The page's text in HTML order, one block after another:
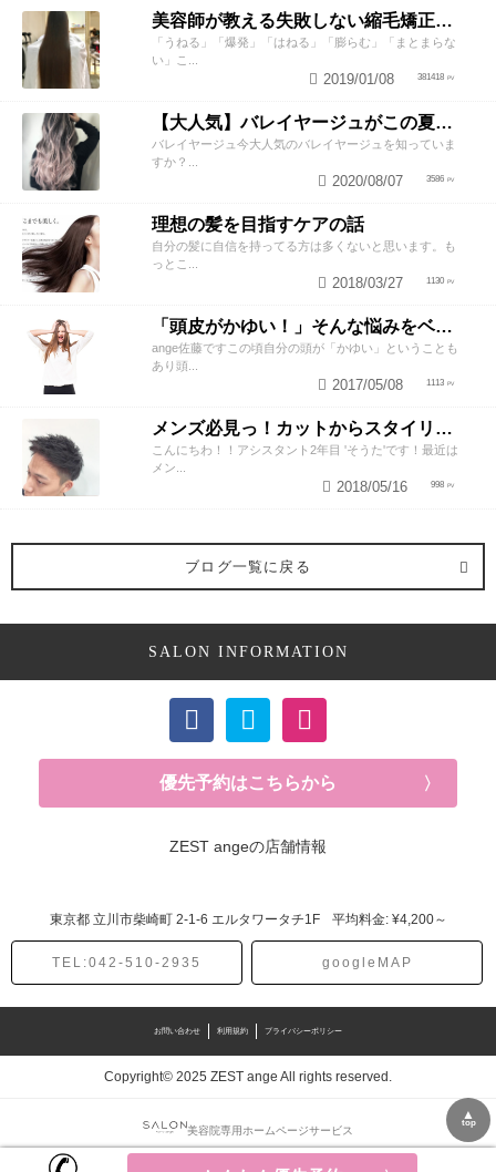
美容師が教える失敗しない縮毛矯正の知識と2つのテクニック
「うねる」「爆発」「はねる」「膨らむ」「まとまらな
い」こ...
381418
2019/01/08
【大人気】バレイヤージュがこの夏オススメな理由！！
バレイヤージュ今大人気のバレイヤージュを知っていま
すか？...
3586
2020/08/07
理想の髪を目指すケアの話
自分の髪に自信を持ってる方は多くないと思います。も
っとこ...
1130
2018/03/27
「頭皮がかゆい！」そんな悩みをベテラン美容師が解決させるスペシャルテク
ange佐藤ですこの頃自分の頭が「かゆい」ということも
あり頭...
1113
2017/05/08
メンズ必見っ！カットからスタイリングお任せ下さい！
こんにちわ！！アシスタント2年目 'そうた'です！最近は
メン...
998
2018/05/16
ブログ一覧に戻る
SALON INFORMATION
優先予約はこちらから
ZEST angeの店舗情報
東京都 立川市柴崎町 2-1-6 エルタワータチ1F 平均料金: ¥4,200～
TEL:042-510-2935 googleMAP
お問い合わせ 利用規約 プライバシーポリシー
Copyright© 2025 ZEST ange All rights reserved.
美容院専用ホームページサービス
▲
top